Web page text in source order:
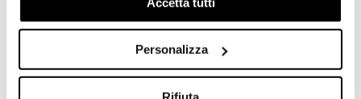
linea con le tue preferenze.
cookie di profilazione, selezionando uno dei bottoni sotto
riportati. Puoi avere maggiori dettagli visionando
l’Informativa estesa cookie. La chiusura del presente
Personalizza
Share: